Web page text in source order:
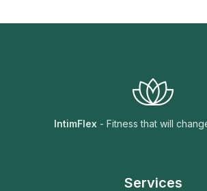
IntimFlex - Fitness that will
Services